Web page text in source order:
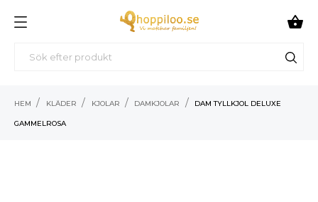

HEM KLÄDER KJOLAR DAMKJOLAR DAM TYLLKJOL DELUXE
GAMMELROSA